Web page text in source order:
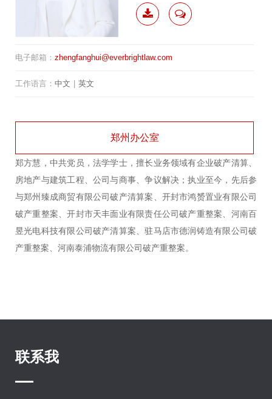
简历 我
电子邮箱： zhengfanghui@everbrightlaw.com
工作语言： 中文 英文
郑州办公室
郑方慧，中共党员，法学学士，擅长业务领域有企业破产清算、
房地产与建筑工程、公司与商事、争议解决；执业至今，先后参
与郑州臻成商贸有限公司破产清算案、开封市鸿赟置业有限公司
破产重整案、开封市天丰面业有限责任公司破产重整案、河南百
昱光电科技有限公司破产清算案、驻马店市德润铸造有限公司破
产重整案、河南泰浦物流有限公司破产重整案。
联系我